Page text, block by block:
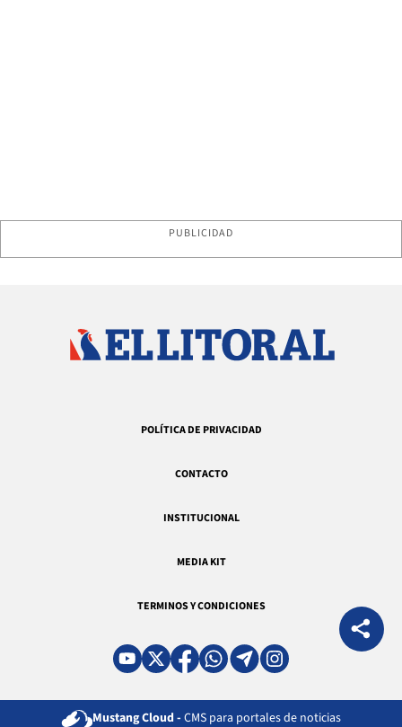
PUBLICIDAD
POLÍTICA DE PRIVACIDAD
CONTACTO
INSTITUCIONAL
MEDIA KIT
TERMINOS Y CONDICIONES
Mustang Cloud - CMS para portales de noticias